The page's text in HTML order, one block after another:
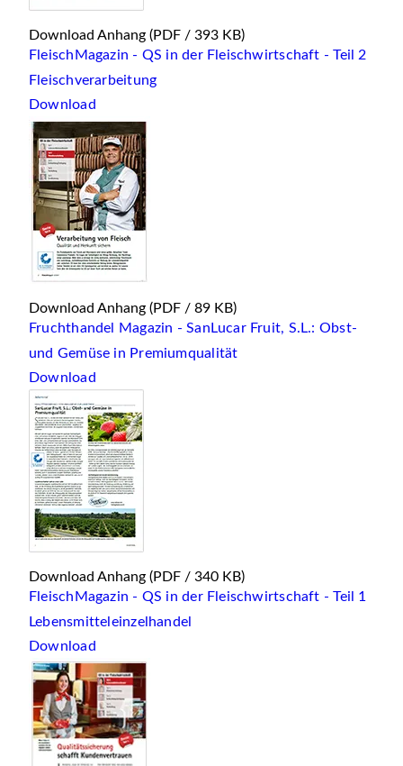
Download Anhang (PDF / 393 KB)
FleischMagazin - QS in der Fleischwirtschaft - Teil 2
Fleischverarbeitung
Download
Download Anhang (PDF / 89 KB)
Fruchthandel Magazin - SanLucar Fruit, S.L.: Obst-
und Gemüse in Premiumqualität
Download
Download Anhang (PDF / 340 KB)
FleischMagazin - QS in der Fleischwirtschaft - Teil 1
Lebensmitteleinzelhandel
Download